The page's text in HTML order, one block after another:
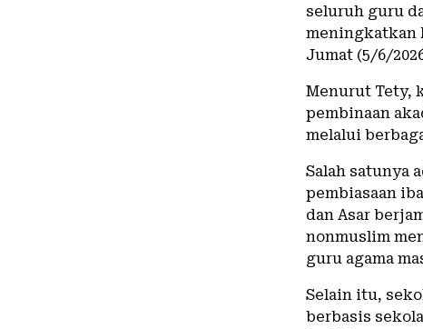
seluruh guru
meningkatkan
Jumat (5/6/
Menurut Tety,
pembinaan
melalui
Salah satunya
pembiasaan
dan Asar
nonmuslim
guru agama
Selain itu,
berbasis